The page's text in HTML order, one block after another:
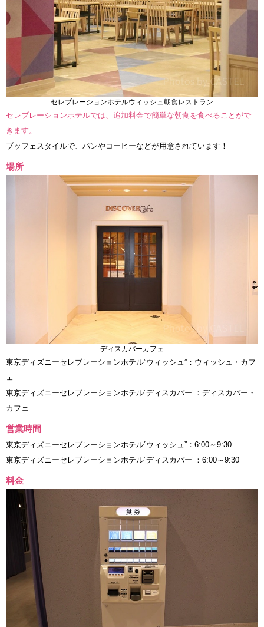
セレブレーションホテルウィッシュ朝食レストラン
セレブレーションホテルでは、追加料金で簡単な朝食を食べることがで
きます。
ブッフェスタイルで、パンやコーヒーなどが用意されています！
場所
ディスカバーカフェ
東京ディズニーセレブレーションホテル”ウィッシュ”：ウィッシュ・カフ
ェ
東京ディズニーセレブレーションホテル”ディスカバー”：ディスカバー・
カフェ
営業時間
東京ディズニーセレブレーションホテル”ウィッシュ”：6:00～9:30
東京ディズニーセレブレーションホテル”ディスカバー”：6:00～9:30
料金